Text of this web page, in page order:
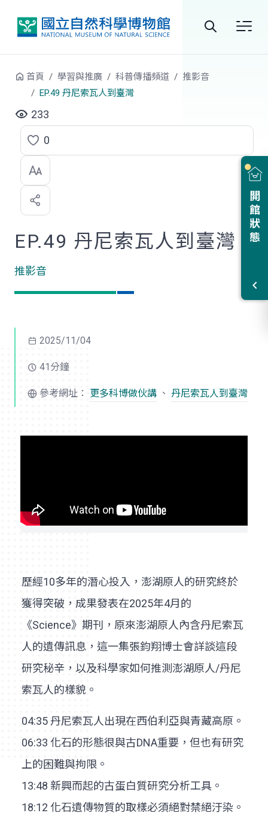
站
開館狀態
首頁 學習與推廣 科普傳播頻道
推影音
EP.49 丹尼索瓦人到臺灣
233
點
選
喜
歡
0
EP.49 丹尼索瓦人到臺灣
推影音
2025/11/04
41分鐘
參考網址： 更多科博做伙講 、 丹尼索瓦人到臺灣
歷經10多年的潛心投入，澎湖原人的研究終於
獲得突破，成果發表在2025年4月的
《Science》期刊，原來澎湖原人內含丹尼索瓦
人的遺傳訊息，這一集張鈞翔博士會詳談這段
研究秘辛，以及科學家如何推測澎湖原人/丹尼
索瓦人的樣貌。
04:35 丹尼索瓦人出現在西伯利亞與青藏高原。
06:33 化石的形態很與古DNA重要，但也有研究
上的困難與拘限。
13:48 新興而起的古蛋白質研究分析工具。
18:12 化石遺傳物質的取樣必須絕對禁絕汙染。